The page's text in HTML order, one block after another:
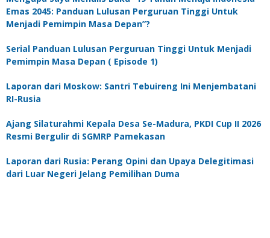
Emas 2045: Panduan Lulusan Perguruan Tinggi Untuk
Menjadi Pemimpin Masa Depan”?
Serial Panduan Lulusan Perguruan Tinggi Untuk Menjadi
Pemimpin Masa Depan ( Episode 1)
Laporan dari Moskow: Santri Tebuireng Ini Menjembatani
RI-Rusia
Ajang Silaturahmi Kepala Desa Se-Madura, PKDI Cup II 2026
Resmi Bergulir di SGMRP Pamekasan
Laporan dari Rusia: Perang Opini dan Upaya Delegitimasi
dari Luar Negeri Jelang Pemilihan Duma